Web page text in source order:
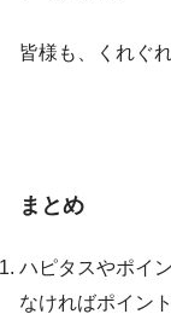
皆様も、くれぐ
まとめ
ハピタスやポイ
なければポイン